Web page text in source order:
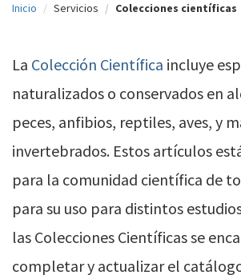
Inicio Servicios Colecciones científicas
La Colección Científica incluye
naturalizados o conservados en
peces, anfibios, reptiles, aves, y
invertebrados. Estos artículos
para la comunidad científica de
para su uso para distintos
las Colecciones Científicas se
completar y actualizar el